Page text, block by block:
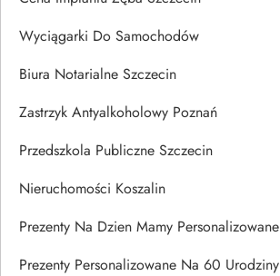
Wyciągarki Do Samochodów
Biura Notarialne Szczecin
Zastrzyk Antyalkoholowy Poznań
Przedszkola Publiczne Szczecin
Nieruchomości Koszalin
Prezenty Na Dzien Mamy Personalizowane
Prezenty Personalizowane Na 60 Urodziny